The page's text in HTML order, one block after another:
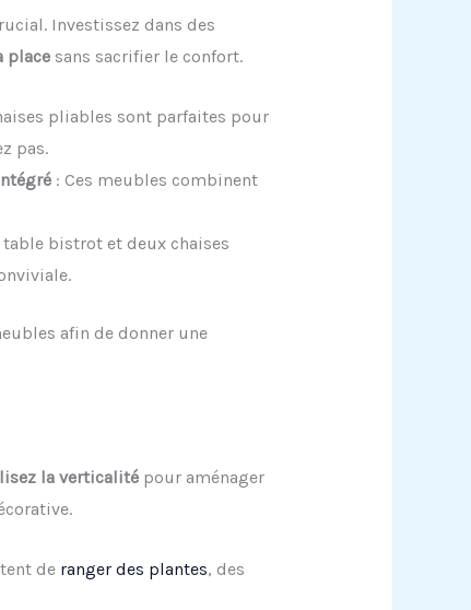
Investissez dans des
placesans sacrifier le confort.
pliables sont parfaites pour
pas.
: Ces meubles combinent
bistrot et deux chaises
afin de donner une
la verticalitépour aménager
deranger des plantes, des